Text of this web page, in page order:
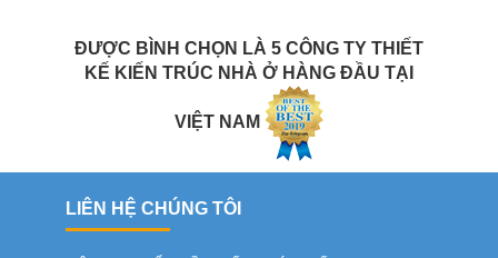
ĐƯỢC BÌNH CHỌN LÀ 5 CÔNG TY THIẾT
KẾ KIẾN TRÚC NHÀ Ở HÀNG ĐẦU TẠI
VIỆT NAM
LIÊN HỆ CHÚNG TÔI